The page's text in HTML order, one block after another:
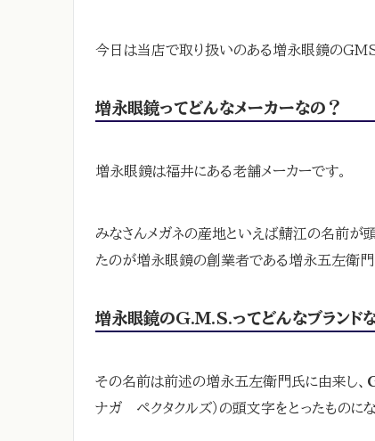
今日は当店で取り扱いのある増永眼鏡のGMS
増永眼鏡ってどんなメーカーなの？
増永眼鏡は福井にある老舗メーカーです。
みなさんメガネの産地といえば鯖江の名前が
たのが増永眼鏡の創業者である増永五左衛門
増永眼鏡のG.M.S.ってどんなブランド
その名前は前述の増永五左衛門氏に由来し、
ナガ ペクタクルズ）の頭文字をとったものにな